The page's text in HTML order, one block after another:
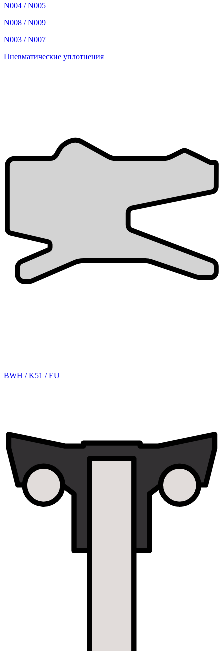
N004 / N005
N008 / N009
N003 / N007
Пневматические уплотнения
BWH / K51 / EU